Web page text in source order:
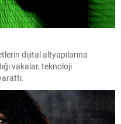
dijital altyapılarına
vakalar, teknoloji